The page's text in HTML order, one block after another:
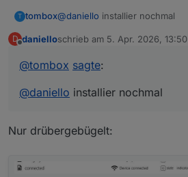
T tombox@daniello installier nochmal
D danielloschrieb am 5. Apr. 2026, 13:50
zuletzt editiert von
@tombox sagte:
@daniello installier nochmal
Nur drübergebügelt: